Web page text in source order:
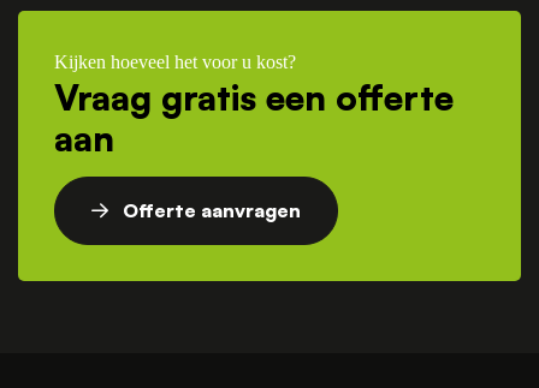
Kijken hoeveel het voor u kost?
Vraag gratis een offerte
aan
Offerte aanvragen